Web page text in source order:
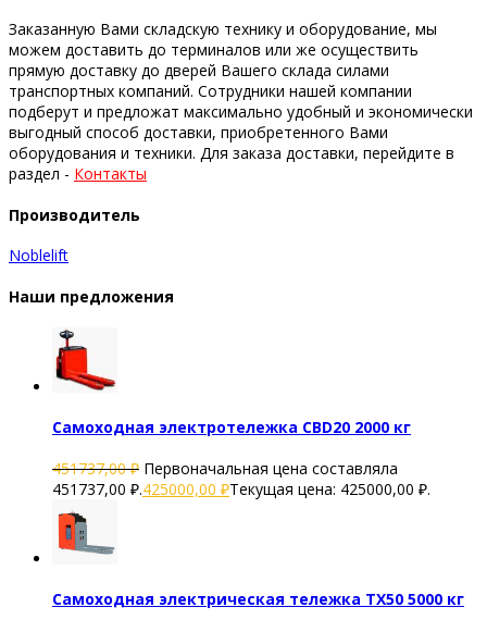
Заказанную Вами складскую технику и оборудование, мы
можем доставить до терминалов или же осуществить
прямую доставку до дверей Вашего склада силами
транспортных компаний. Сотрудники нашей компании
подберут и предложат максимально удобный и экономически
выгодный способ доставки, приобретенного Вами
оборудования и техники. Для заказа доставки, перейдите в
раздел - Контакты
Производитель
Noblelift
Наши предложения
Самоходная электротележка CBD20 2000 кг
451737,00₽ Первоначальная цена составляла
451737,00 ₽.425000,00 ₽Текущая цена: 425000,00 ₽.
Самоходная электрическая тележка TX50 5000 кг